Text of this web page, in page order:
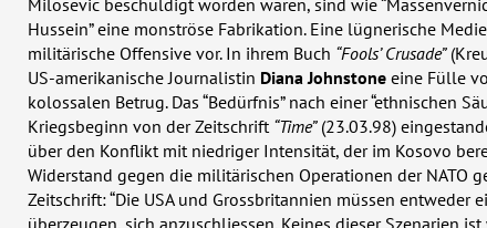
Milosevic beschuldigt worden waren, sind wie
Hussein” eine monströse Fabrikation. Eine lügnerische
militärische Offensive vor. In ihrem Buch “Fools’ Crusade”
US-amerikanische Journalistin Diana Johnstone eine Fülle
kolossalen Betrug. Das “Bedürfnis” nach einer “ethnischen
Kriegsbeginn von der Zeitschrift “Time”(23.03.98)
über den Konflikt mit niedriger Intensität, der im Kosovo
Widerstand gegen die militärischen Operationen der NATO
Zeitschrift: “Die USAund Grossbritannien müssen entweder